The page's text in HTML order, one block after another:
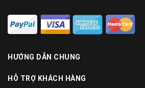
HƯỚNG DẪN CHUNG
HỖ TRỢ KHÁCH HÀNG